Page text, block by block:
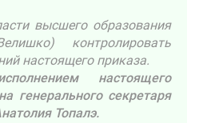
высшего образования
контролировать
настоящего приказа.
настоящего
генерального секретаря
Топалэ.